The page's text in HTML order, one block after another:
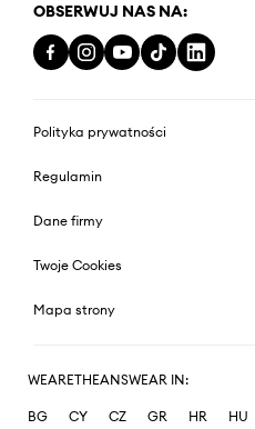
OBSERWUJ NAS NA:
Polityka prywatności
Regulamin
Dane firmy
Twoje Cookies
Mapa strony
WEARETHEANSWEAR IN:
BG CY CZ GR HR HU